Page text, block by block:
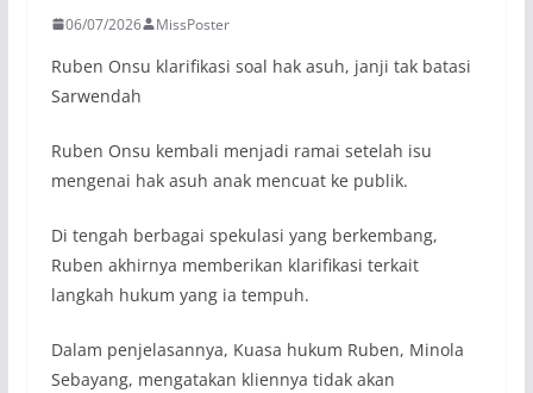
06/07/2026 MissPoster
Ruben Onsu klarifikasi soal hak asuh, janji tak batasi
Sarwendah
Ruben Onsu kembali menjadi ramai setelah isu
mengenai hak asuh anak mencuat ke publik.
Di tengah berbagai spekulasi yang berkembang,
Ruben akhirnya memberikan klarifikasi terkait
langkah hukum yang ia tempuh.
Dalam penjelasannya, Kuasa hukum Ruben, Minola
Sebayang, mengatakan kliennya tidak akan